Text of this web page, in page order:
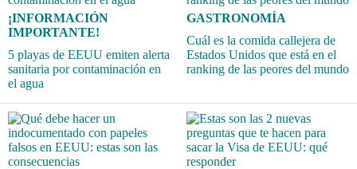
¡INFORMACIÓN
IMPORTANTE!
5 playas de EEUU emiten alerta
sanitaria por contaminación en
el agua
GASTRONOMÍA
Cuál es la comida callejera de
Estados Unidos que está en el
ranking de las peores del mundo